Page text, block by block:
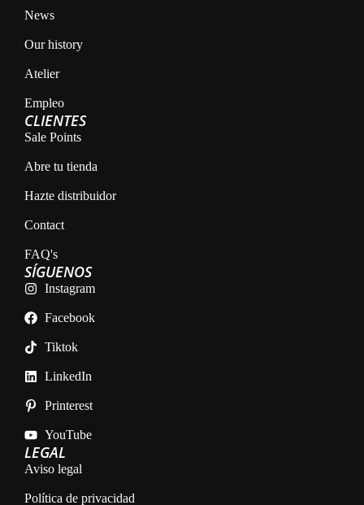
News
Our history
Atelier
Empleo
CLIENTES
Sale Points
Abre tu tienda
Hazte distribuidor
Contact
FAQ's
LEGAL
Aviso legal
Política de privacidad
SÍGUENOS
Instagram
Facebook
Tiktok
LinkedIn
Printerest
YouTube